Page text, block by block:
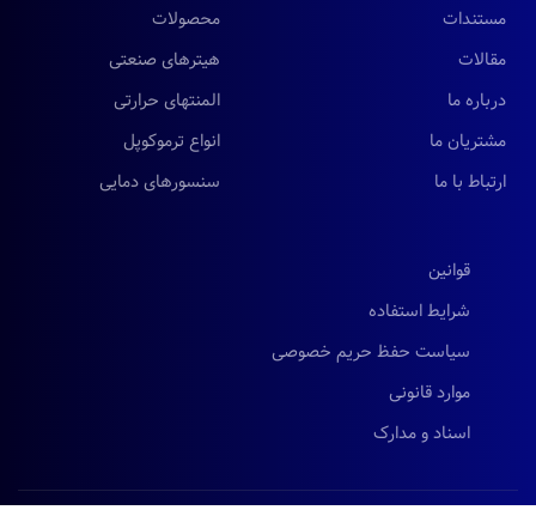
مستندات
مقالات
درباره ما
مشتریان ما
ارتباط با ما
محصولات
هیترهای صنعتی
المنتهای حرارتی
انواع ترموکوپل
سنسورهای دمایی
قوانین
شرایط استفاده
سیاست حفظ حریم خصوصی
موارد قانونی
اسناد و مدارک